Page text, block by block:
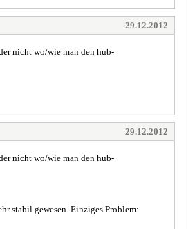
29.12.2012
nicht wo/wie man den hub-
29.12.2012
nicht wo/wie man den hub-
stabil gewesen. Einziges Problem: